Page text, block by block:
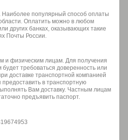
Наиболее популярный способ оплаты
Оплатить можно в любом
других банках, оказывающих такие
Почты России.
и физическим лицам. Для получения
требоваться доверенность или
доставке транспортной компанией
в транспортную
Вам доставку. Частным лицам
предъявить паспорт.